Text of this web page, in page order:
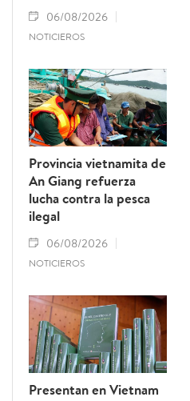
06/08/2026
NOTICIEROS
Provincia vietnamita de
An Giang refuerza
lucha contra la pesca
ilegal
06/08/2026
NOTICIEROS
Presentan en Vietnam